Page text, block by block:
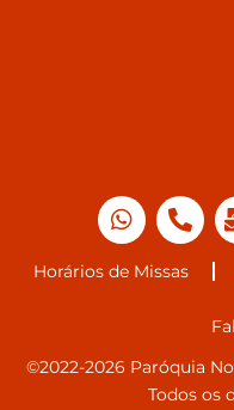
Horários de Missas
©2022-2026 Paróquia
Todos os